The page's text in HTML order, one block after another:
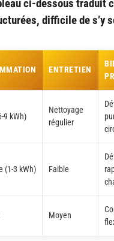
ci-dessous traduit
difficile de s’y
ENTRETIEN
9 kWh)
Nettoyage
régulier
(1-3 kWh) Faible
Moyen